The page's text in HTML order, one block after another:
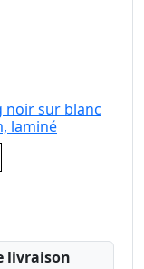
noir sur blanc
laminé
livraison